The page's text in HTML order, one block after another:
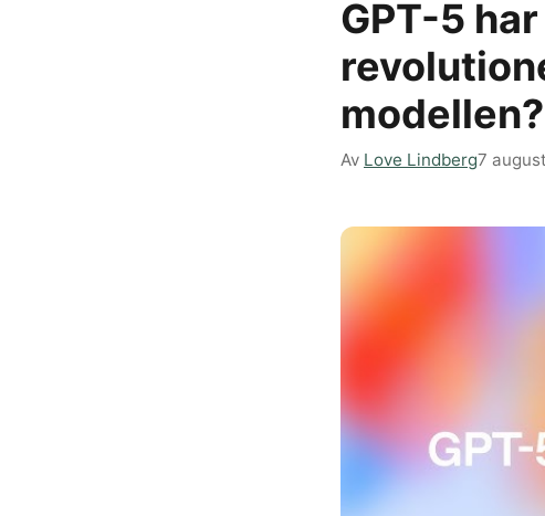
GPT-5
modellen?
Av Love Lindberg7